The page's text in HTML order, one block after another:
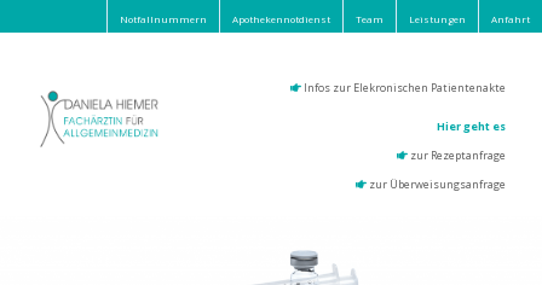
Anfahrt
Leistungen
Team
Apothekennotdienst
Notfallnummern
Infos zur Elekronischen Patientenakte
Hier geht es
zur Rezeptanfrage
zur Überweisungsanfrage